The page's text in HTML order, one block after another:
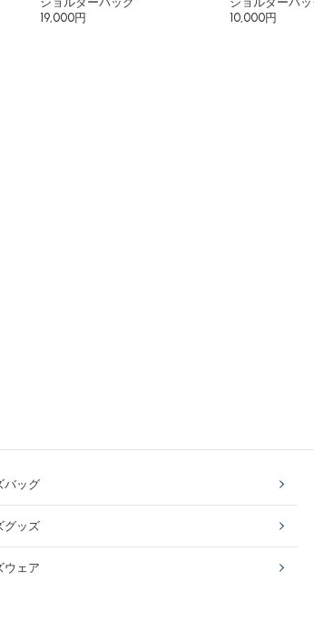
19,000円
10,000円
バッグ
グッズ
ウェア